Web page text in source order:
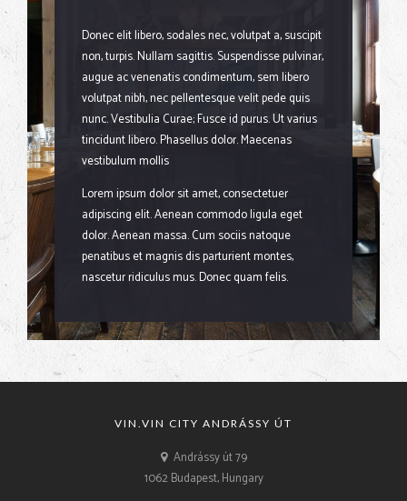
Donec elit libero, sodales nec, volutpat a, suscipit
non, turpis. Nullam sagittis. Suspendisse pulvinar,
augue ac venenatis condimentum, sem libero
volutpat nibh, nec pellentesque velit pede quis
nunc. Vestibulia Curae; Fusce id purus. Ut varius
tincidunt libero. Phasellus dolor. Maecenas
vestibulum mollis
Lorem ipsum dolor sit amet, consectetuer
adipiscing elit. Aenean commodo ligula eget
dolor. Aenean massa. Cum sociis natoque
penatibus et magnis dis parturient montes,
nascetur ridiculus mus. Donec quam felis.
VIN.VIN CITY ANDRÁSSY ÚT
Andrássy út 79
1062 Budapest, Hungary